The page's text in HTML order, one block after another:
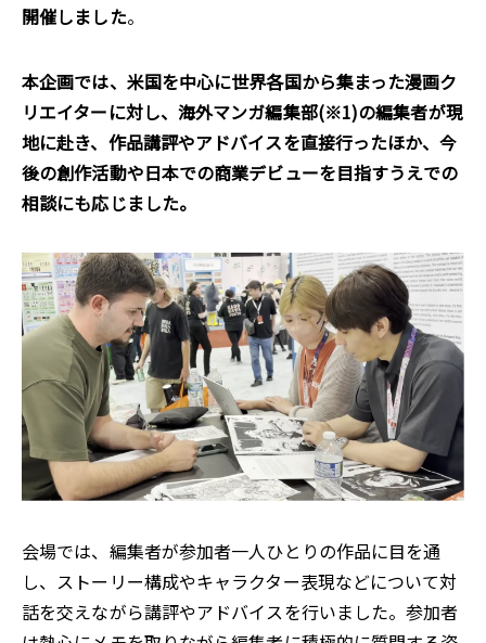
開催しました。
本企画では、米国を中心に世界各国から集まった漫画ク
リエイターに対し、海外マンガ編集部(※1)の編集者が現
地に赴き、作品講評やアドバイスを直接行ったほか、今
後の創作活動や日本での商業デビューを目指すうえでの
相談にも応じました。
会場では、編集者が参加者一人ひとりの作品に目を通
し、ストーリー構成やキャラクター表現などについて対
話を交えながら講評やアドバイスを行いました。参加者